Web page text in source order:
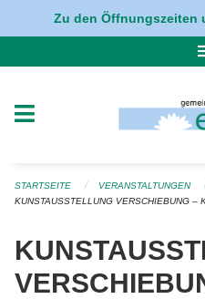
Navigation überspringen
Zu den Öffnungszeiten
STARTSEITE
VERANSTALTUNGEN
KUNSTAUSSTELLUNG VERSCHIEBUNG –